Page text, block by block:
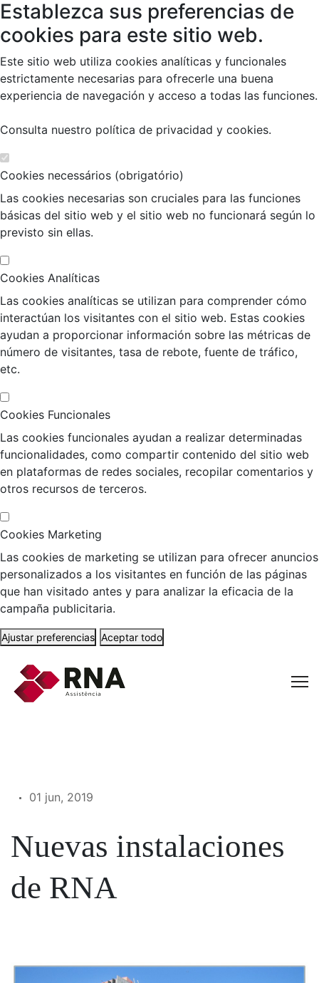
Establezca sus preferencias de
cookies para este sitio web.
Este sitio web utiliza cookies analíticas y funcionales
estrictamente necesarias para ofrecerle una buena
experiencia de navegación y acceso a todas las funciones.
Consulta nuestro política de privacidad y cookies.
Cookies necessários (obrigatório)
Las cookies necesarias son cruciales para las funciones
básicas del sitio web y el sitio web no funcionará según lo
previsto sin ellas.
Cookies Analíticas
Las cookies analíticas se utilizan para comprender cómo
interactúan los visitantes con el sitio web. Estas cookies
ayudan a proporcionar información sobre las métricas de
número de visitantes, tasa de rebote, fuente de tráfico,
etc.
Cookies Funcionales
Las cookies funcionales ayudan a realizar determinadas
funcionalidades, como compartir contenido del sitio web
en plataformas de redes sociales, recopilar comentarios y
otros recursos de terceros.
Cookies Marketing
Las cookies de marketing se utilizan para ofrecer anuncios
personalizados a los visitantes en función de las páginas
que han visitado antes y para analizar la eficacia de la
campaña publicitaria.
Ajustar preferencias Aceptar todo
01 jun, 2019
Nuevas instalaciones
de RNA